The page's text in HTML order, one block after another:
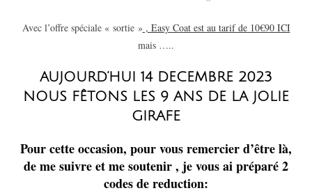
Avec l’offre spéciale « sortie » , Easy Coat est au tarif de 10€90 ICI
mais …..
AUJOURD’HUI 14 DECEMBRE 2023
NOUS FÊTONS LES 9 ANS DE LA JOLIE
GIRAFE
Pour cette occasion, pour vous remercier d’être là,
de me suivre et me soutenir , je vous ai préparé 2
codes de reduction: